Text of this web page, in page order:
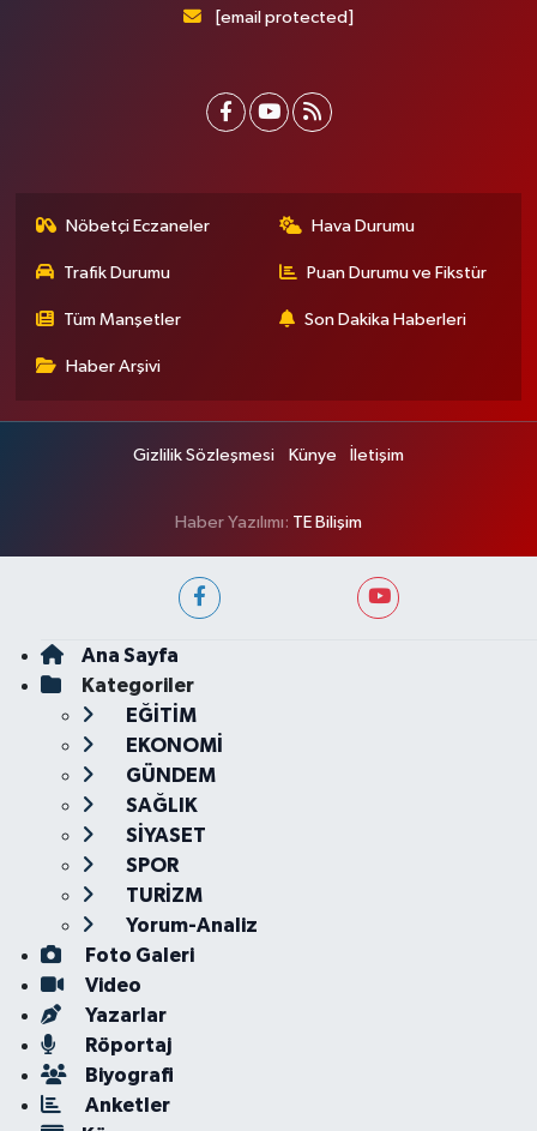
[email protected]
Nöbetçi Eczaneler Hava Durumu
Trafik Durumu Puan Durumu ve Fikstür
Tüm Manşetler Son Dakika Haberleri
Haber Arşivi
Gizlilik Sözleşmesi Künye İletişim
Haber Yazılımı: TE Bilişim
Ana Sayfa
Kategoriler
EĞİTİM
EKONOMİ
GÜNDEM
SAĞLIK
SİYASET
SPOR
TURİZM
Yorum-Analiz
Foto Galeri
Video
Yazarlar
Röportaj
Biyografi
Anketler